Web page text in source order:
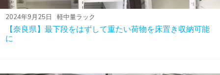
2024年9月25日 軽中量ラック
【奈良県】最下段をはずして重たい荷物を床置き収納可能
に